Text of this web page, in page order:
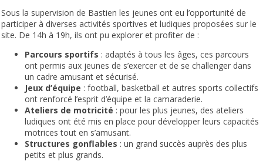
Sous la supervision de Bastien les jeunes ont eu l’opportunité de
participer à diverses activités sportives et ludiques proposées sur le
site. De 14h à 19h, ils ont pu explorer et profiter de :
Parcours sportifs : adaptés à tous les âges, ces parcours
ont permis aux jeunes de s’exercer et de se challenger dans
un cadre amusant et sécurisé.
Jeux d’équipe : football, basketball et autres sports collectifs
ont renforcé l’esprit d’équipe et la camaraderie.
Ateliers de motricité : pour les plus jeunes, des ateliers
ludiques ont été mis en place pour développer leurs capacités
motrices tout en s’amusant.
Structures gonflables : un grand succès auprès des plus
petits et plus grands.